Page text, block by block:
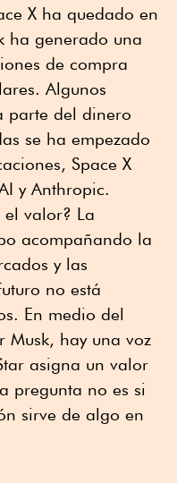
X ha quedado en
ha generado una
de compra
Algunos
parte del dinero
se ha empezado
Space X
y Anthropic.
el valor? La
acompañando la
y las
no está
En medio del
hay una voz
asigna un valor
pregunta no es si
sirve de algo en